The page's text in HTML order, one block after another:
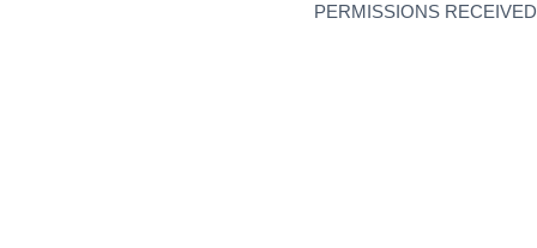
PERMISSIONS RECEIVED